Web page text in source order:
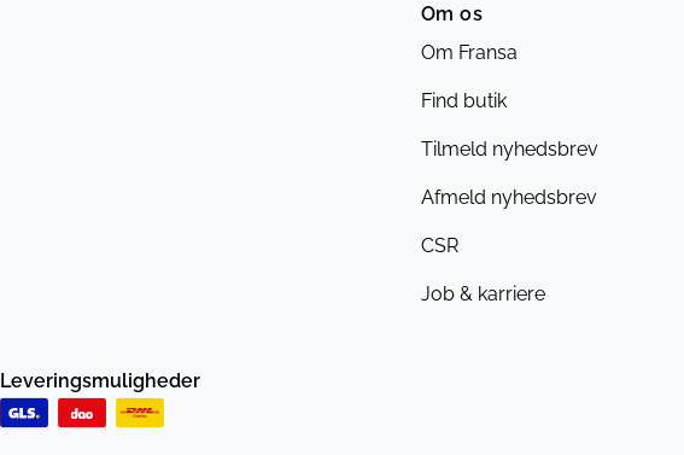
Om os
Om Fransa
Find butik
Tilmeld nyhedsbrev
Afmeld nyhedsbrev
CSR
Job & karriere
Leveringsmuligheder